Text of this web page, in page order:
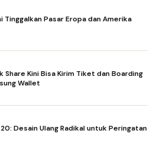
Tinggalkan Pasar Eropa dan Amerika
Share Kini Bisa Kirim Tiket dan Boarding
Wallet
Desain Ulang Radikal untuk Peringatan